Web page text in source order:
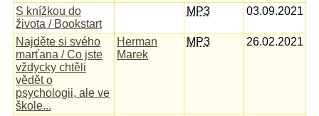
S knížkou do
života / Bookstart
MP3 03.09.2021
Najděte si svého
marťana / Co jste
vždycky chtěli
vědět o
psychologii, ale ve
škole...
Herman
Marek
MP3 26.02.2021